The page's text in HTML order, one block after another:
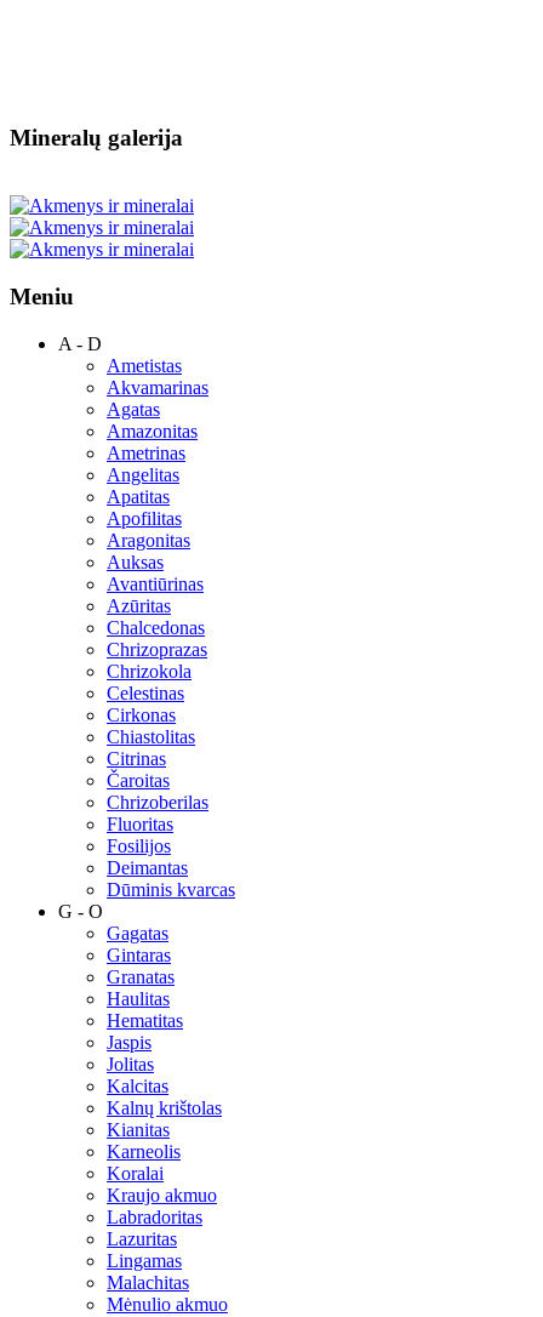
Mineralų galerija
Meniu
A - D
Ametistas
Akvamarinas
Agatas
Amazonitas
Ametrinas
Angelitas
Apatitas
Apofilitas
Aragonitas
Auksas
Avantiūrinas
Azūritas
Chalcedonas
Chrizoprazas
Chrizokola
Celestinas
Cirkonas
Chiastolitas
Citrinas
Čaroitas
Chrizoberilas
Fluoritas
Fosilijos
Deimantas
Dūminis kvarcas
G - O
Gagatas
Gintaras
Granatas
Haulitas
Hematitas
Jaspis
Jolitas
Kalcitas
Kalnų krištolas
Kianitas
Karneolis
Koralai
Kraujo akmuo
Labradoritas
Lazuritas
Lingamas
Malachitas
Mėnulio akmuo